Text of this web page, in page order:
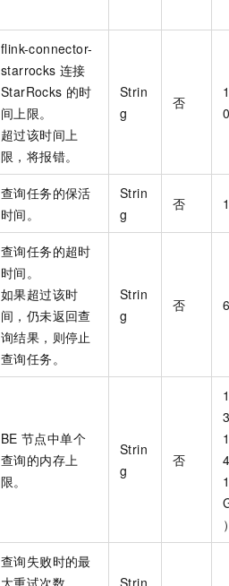
flink-connector-
starrocks 连接
StarRocks 的时
间上限。
超过该时间上
限，将报错。
Strin
g
否
0
查询任务的保活
时间。
Strin
g
否
查询任务的超时
时间。
如果超过该时
间，仍未返回查
询结果，则停止
查询任务。
Strin
g
否
BE 节点中单个
查询的内存上
限。
Strin
g
否
1
）
查询失败时的最
大重试次数。
Strin